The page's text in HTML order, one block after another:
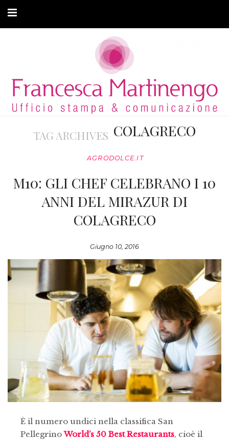
ARTICOLI
MODA ADATTIVA
CONTATTI
TAG ARCHIVES COLAGRECO
AGRODOLCE.IT
M10: GLI CHEF CELEBRANO I 10
ANNI DEL MIRAZUR DI
COLAGRECO
Giugno 10, 2016
È il numero undici nella classifica San
PellegrinoWorld’s 50 Best Restaurants, cioè il